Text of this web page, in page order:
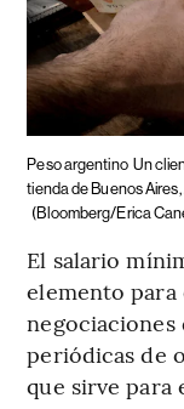
Peso argentino Un
tienda de Buenos
(Bloomberg/Erica
El salario
elemento para
negociaciones
periódicas de
que sirve para